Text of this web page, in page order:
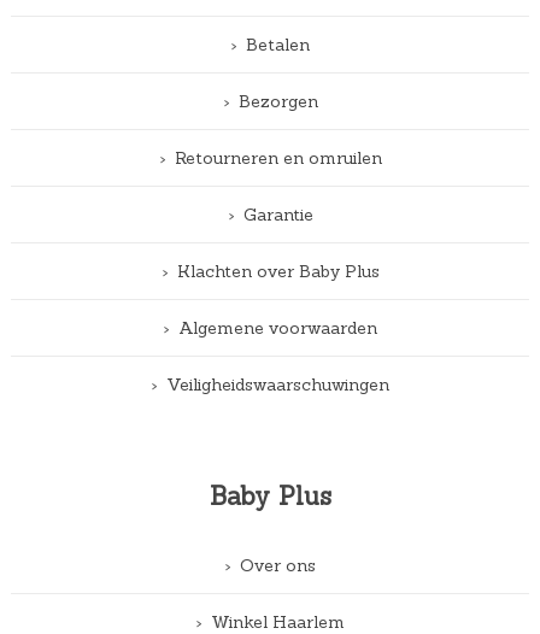
Betalen
Bezorgen
Retourneren en omruilen
Garantie
Klachten over Baby Plus
Algemene voorwaarden
Veiligheidswaarschuwingen
Baby Plus
Over ons
Winkel Haarlem